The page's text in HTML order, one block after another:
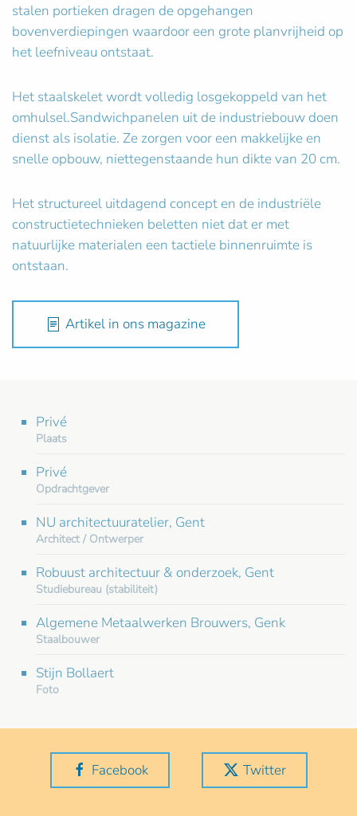
stalen portieken dragen de opgehangen
bovenverdiepingen waardoor een grote planvrijheid op
het leefniveau ontstaat.
Het staalskelet wordt volledig losgekoppeld van het
omhulsel.Sandwichpanelen uit de industriebouw doen
dienst als isolatie. Ze zorgen voor een makkelijke en
snelle opbouw, niettegenstaande hun dikte van 20 cm.
Het structureel uitdagend concept en de industriële
constructietechnieken beletten niet dat er met
natuurlijke materialen een tactiele binnenruimte is
ontstaan.
Artikel in ons magazine
Privé
Plaats
Privé
Opdrachtgever
NU architectuuratelier, Gent
Architect / Ontwerper
Robuust architectuur & onderzoek, Gent
Studiebureau (stabiliteit)
Algemene Metaalwerken Brouwers, Genk
Staalbouwer
Stijn Bollaert
Foto
Facebook Twitter